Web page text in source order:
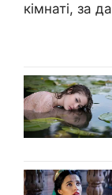
кімнаті, за